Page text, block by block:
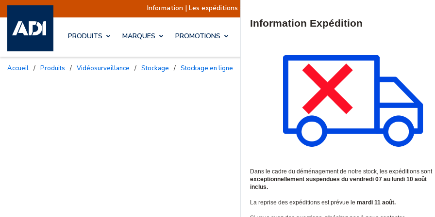
Information | Les expéditions sont actuellement suspendues Reprise
PRODUITS MARQUES PROMOTIONS
Accueil / Produits / Vidéosurveillance / Stockage / Stockage en ligne